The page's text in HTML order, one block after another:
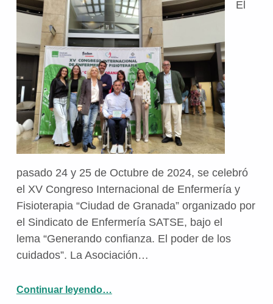
El
pasado 24 y 25 de Octubre de 2024, se celebró
el XV Congreso Internacional de Enfermería y
Fisioterapia “Ciudad de Granada” organizado por
el Sindicato de Enfermería SATSE, bajo el
lema “Generando confianza. El poder de los
cuidados”. La Asociación…
Continuar leyendo“SATSE otorga un reconocimiento a la labor de Aspaym Granada y la Residencia Aspaym Granada.”
…